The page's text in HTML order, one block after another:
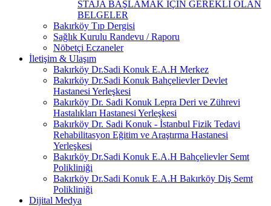
STAJA BAŞLAMAK İÇİN GEREKLİ OLAN
BELGELER
Bakırköy Tıp Dergisi
Sağlık Kurulu Randevu / Raporu
Nöbetçi Eczaneler
İletişim & Ulaşım
Bakırköy Dr.Sadi Konuk E.A.H Merkez
Bakırköy Dr.Sadi Konuk Bahçelievler Devlet
Hastanesi Yerleşkesi
Bakırköy Dr. Sadi Konuk Lepra Deri ve Zührevi
Hastalıkları Hastanesi Yerleşkesi
Bakırköy Dr. Sadi Konuk - İstanbul Fizik Tedavi
Rehabilitasyon Eğitim ve Araştırma Hastanesi
Yerleşkesi
Bakırköy Dr.Sadi Konuk E.A.H Bahçelievler Semt
Polikliniği
Bakırköy Dr.Sadi Konuk E.A.H Bakırköy Diş Semt
Polikliniği
Dijital Medya